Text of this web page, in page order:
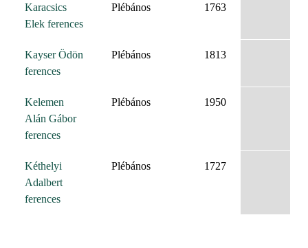
Karacsics
Elek ferences
Plébános 1763
Kayser Ödön
ferences
Plébános 1813
Kelemen
Alán Gábor
ferences
Plébános 1950
Kéthelyi
Adalbert
ferences
Plébános 1727